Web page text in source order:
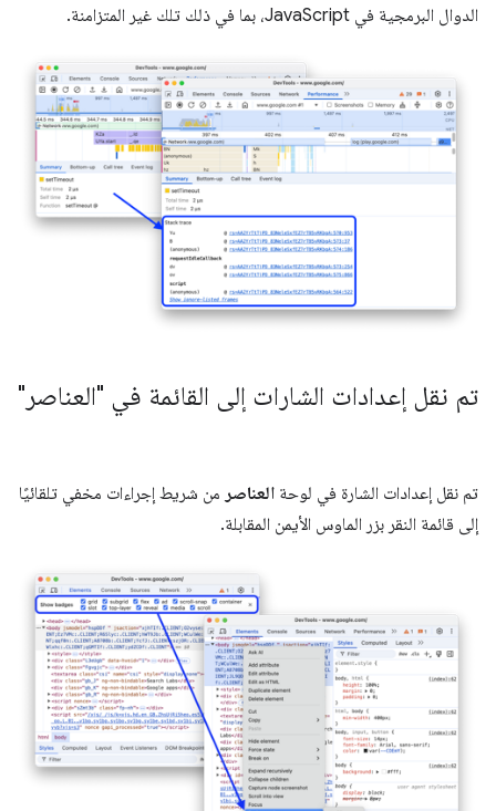
الدوال البرمجية في JavaScript، بما في ذلك تلك غير المتزامنة.
تم نقل إعدادات الشارات إلى القائمة في "العناصر"
تم نقل إعدادات الشارة في لوحة العناصر من شريط إجراءات مخفي تلقائيًا
إلى قائمة النقر بزر الماوس الأيمن المقابلة.